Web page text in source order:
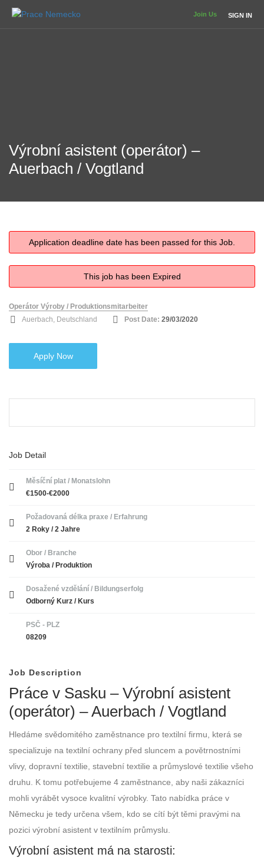
Join Us SIGN IN
Výrobní asistent (operátor) –
Auerbach / Vogtland
Application deadline date has been passed for this Job.
This job has been Expired
Operátor Výroby / Produktionsmitarbeiter
Auerbach, Deutschland
Post Date: 29/03/2020
Apply Now
Job Detail
Měsíční plat / Monatslohn
€1500-€2000
Požadovaná délka praxe / Erfahrung
2 Roky / 2 Jahre
Obor / Branche
Výroba / Produktion
Dosažené vzdělání / Bildungserfolg
Odborný Kurz / Kurs
PSČ - PLZ
08209
Job Description
Práce v Sasku – Výrobní asistent
(operátor) – Auerbach / Vogtland
Hledáme svědomitého zaměstnance pro textilní firmu, která se
specializuje na textilní ochrany před sluncem a povětrnostními
vlivy, dopravní textilie, stavební textilie a průmyslové textilie všeho
druhu. K tomu potřebujeme 4 zaměstnance, aby naši zákazníci
mohli vyrábět vysoce kvalitní výrobky. Tato nabídka práce v
Německu je tedy určena všem, kdo se cítí být těmi pravými na
pozici výrobní asistent v textilním průmyslu.
Výrobní asistent má na starosti: